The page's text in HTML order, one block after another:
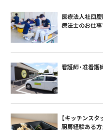
医療法人社団
療法士のお仕事
看護師・准看護
【キッチンスタ
厨房経験ある